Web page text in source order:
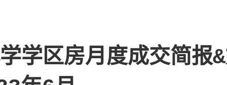
学区房月度成交简报